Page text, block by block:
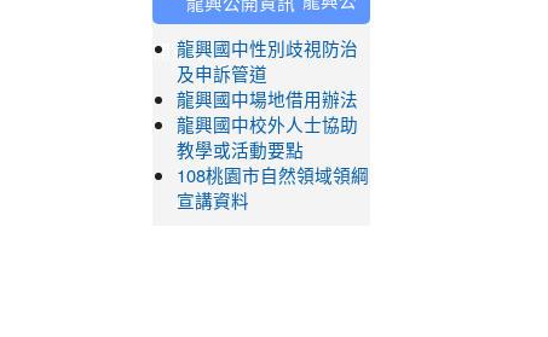
開資訊
龍興國中性別歧視防治
及申訴管道
龍興國中場地借用辦法
龍興國中校外人士協助
教學或活動要點
108桃園市自然領域領綱
宣講資料